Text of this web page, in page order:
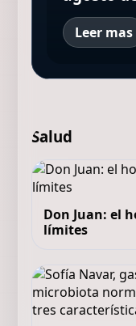
Leer mas
Salud
Don Juan: el
límites